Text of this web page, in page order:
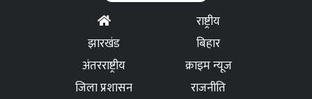
राष्ट्रीय
झारखंड
बिहार
अंतरराष्ट्रीय
क्राइम न्यूज
जिला प्रशासन
राजनीति